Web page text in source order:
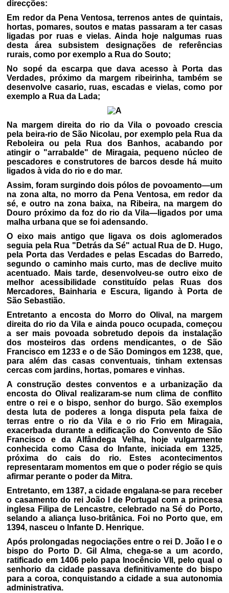
direcções:
Em redor da Pena Ventosa, terrenos antes de quintais,
hortas, pomares, soutos e matas passaram a ter casas
ligadas por ruas e vielas. Ainda hoje nalgumas ruas
desta área subsistem designações de referências
rurais, como por exemplo a Rua do Souto;
No sopé da escarpa que dava acesso à Porta das
Verdades, próximo da margem ribeirinha, também se
desenvolve casario, ruas, escadas e vielas, como por
exemplo a Rua da Lada;
Na margem direita do rio da Vila o povoado crescia
pela beira-rio de São Nicolau, por exemplo pela Rua da
Reboleira ou pela Rua dos Banhos, acabando por
atingir o "arrabalde" de Miragaia, pequeno núcleo de
pescadores e construtores de barcos desde há muito
ligados à vida do rio e do mar.
Assim, foram surgindo dois pólos de povoamento—um
na zona alta, no morro da Pena Ventosa, em redor da
sé, e outro na zona baixa, na Ribeira, na margem do
Douro próximo da foz do rio da Vila—ligados por uma
malha urbana que se foi adensando.
O eixo mais antigo que ligava os dois aglomerados
seguia pela Rua "Detrás da Sé" actual Rua de D. Hugo,
pela Porta das Verdades e pelas Escadas do Barredo,
segundo o caminho mais curto, mas de declive muito
acentuado. Mais tarde, desenvolveu-se outro eixo de
melhor acessibilidade constituído pelas Ruas dos
Mercadores, Bainharia e Escura, ligando à Porta de
São Sebastião.
Entretanto a encosta do Morro do Olival, na margem
direita do rio da Vila e ainda pouco ocupada, começou
a ser mais povoada sobretudo depois da instalação
dos mosteiros das ordens mendicantes, o de São
Francisco em 1233 e o de São Domingos em 1238, que,
para além das casas conventuais, tinham extensas
cercas com jardins, hortas, pomares e vinhas.
A construção destes conventos e a urbanização da
encosta do Olival realizaram-se num clima de conflito
entre o rei e o bispo, senhor do burgo. São exemplos
desta luta de poderes a longa disputa pela faixa de
terras entre o rio da Vila e o rio Frio em Miragaia,
exacerbada durante a edificação do Convento de São
Francisco e da Alfândega Velha, hoje vulgarmente
conhecida como Casa do Infante, iniciada em 1325,
próxima do cais do rio. Estes acontecimentos
representaram momentos em que o poder régio se quis
afirmar perante o poder da Mitra.
Entretanto, em 1387, a cidade engalana-se para receber
o casamento do rei João I de Portugal com a princesa
inglesa Filipa de Lencastre, celebrado na Sé do Porto,
selando a aliança luso-britânica. Foi no Porto que, em
1394, nasceu o Infante D. Henrique.
Após prolongadas negociações entre o rei D. João I e o
bispo do Porto D. Gil Alma, chega-se a um acordo,
ratificado em 1406 pelo papa Inocêncio VII, pelo qual o
senhorio da cidade passava definitivamente do bispo
para a coroa, conquistando a cidade a sua autonomia
administrativa.